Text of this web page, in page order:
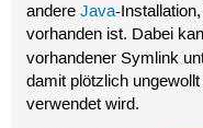
andereJava-
vorhanden ist. Dabei
vorhandener Symlink
damit plötzlich
verwendet wird.